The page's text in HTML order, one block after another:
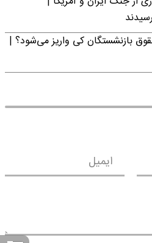
بازنشستگان کی واریز می‌شود؟ |
ایمیل